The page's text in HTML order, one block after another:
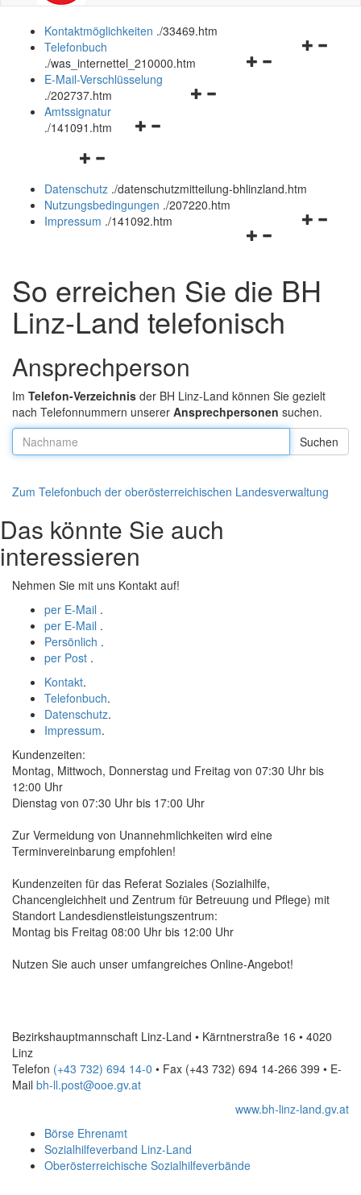
Kontaktmöglichkeiten ./33469.htm
Navigationsmenü
Telefonbuch
./was_internettel_210000.htm
Navigationsmenü
E-Mail-Verschlüsselung
./202737.htm
Navigationsmenü
Amtssignatur
./141091.htm
Navigationsmenü
und
schließen
Datenschutz ./datenschutzmitteilung-bhlinzland.htm
Nutzungsbedingungen ./207220.htm
Navigationsmenü
schließen
Impressum ./141092.htm
So erreichen Sie die BH
Linz-Land telefonisch
Ansprechperson
Im Telefon-Verzeichnis der BH Linz-Land können Sie gezielt
nach Telefonnummern unserer Ansprechpersonen suchen.
Nachname:
Zum Telefonbuch der oberösterreichischen Landesverwaltung
Das könnte Sie auch
interessieren
Nehmen Sie mit uns Kontakt auf!
per E-Mail .
per E-Mail .
Persönlich .
per Post .
Kontakt.
Telefonbuch.
Datenschutz.
Impressum.
Kundenzeiten:
Montag, Mittwoch, Donnerstag und Freitag von 07:30 Uhr bis
12:00 Uhr
Dienstag von 07:30 Uhr bis 17:00 Uhr
Zur Vermeidung von Unannehmlichkeiten wird eine
Terminvereinbarung empfohlen!
Kundenzeiten für das Referat Soziales (Sozialhilfe,
Chancengleichheit und Zentrum für Betreuung und Pflege) mit
Standort Landesdienstleistungszentrum:
Montag bis Freitag 08:00 Uhr bis 12:00 Uhr
Nutzen Sie auch unser umfangreiches Online-Angebot!
Bezirkshauptmannschaft Linz-Land • Kärntnerstraße 16 • 4020
Linz
Telefon (+43 732) 694 14-0 • Fax (+43 732) 694 14-266 399 • E-
Mail bh-ll.post@ooe.gv.at
www.bh-linz-land.gv.at
Börse Ehrenamt
Sozialhilfeverband Linz-Land
Oberösterreichische Sozialhilfeverbände